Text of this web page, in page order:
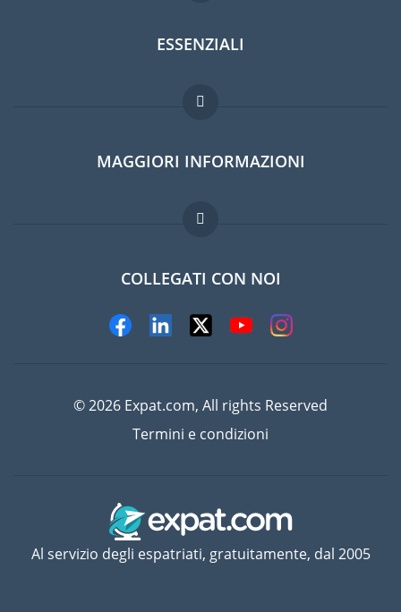
ESSENZIALI
Forum per expat
Guida per expat
Lavori all'estero
MAGGIORI INFORMAZIONI
Domande frequenti
COLLEGATI CON NOI
© 2026 Expat.com, All rights Reserved
Termini e condizioni
Al servizio degli espatriati, gratuitamente, dal 2005